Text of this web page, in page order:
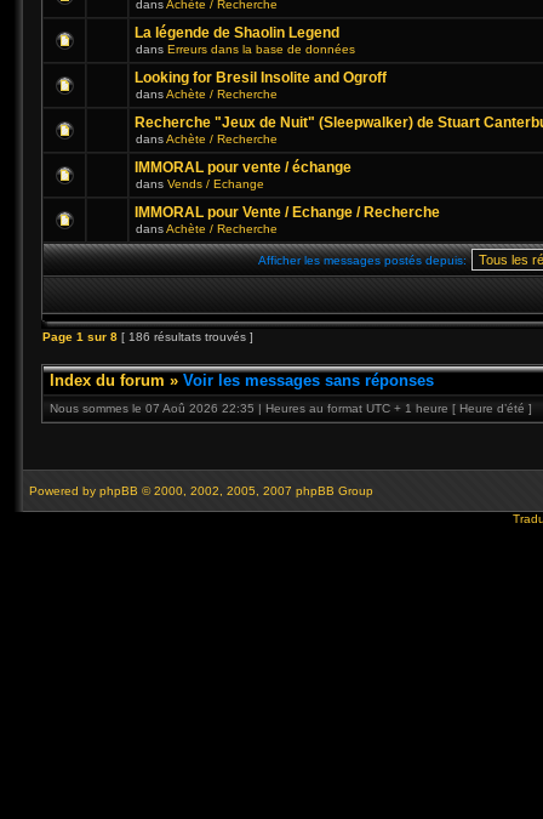
dansAchète / Recherche
La légende de Shaolin Legend
dans Erreurs dans la base de données
Looking for Bresil Insolite and Ogroff
dansAchète / Recherche
Recherche "Jeux de Nuit" (Sleepwalker) de Stuart
dansAchète / Recherche
IMMORAL pour vente / échange
dans Vends / Echange
IMMORAL pour Vente / Echange / Recherche
dansAchète / Recherche
Afficher les messages postés depuis:
Page 1 sur 8 [ 186 résultats trouvés ]
Index du forum » Voir les messages sans réponses
Nous sommes le 07 Aoû 2026 22:35 | Heures au format UTC + 1 heure [ Heure d’été ]
Powered by phpBB © 2000, 2002, 2005, 2007 phpBB Group